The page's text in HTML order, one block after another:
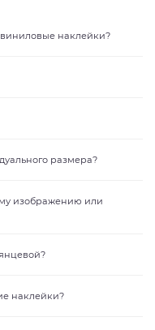
наклейки?
размера?
изображению или
наклейки?